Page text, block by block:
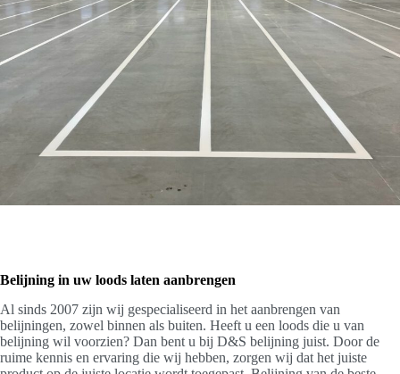
Belijning in uw loods laten aanbrengen
Al sinds 2007 zijn wij gespecialiseerd in het aanbrengen van
belijningen, zowel binnen als buiten. Heeft u een loods die u van
belijning wil voorzien? Dan bent u bij D&S belijning juist. Door de
ruime kennis en ervaring die wij hebben, zorgen wij dat het juiste